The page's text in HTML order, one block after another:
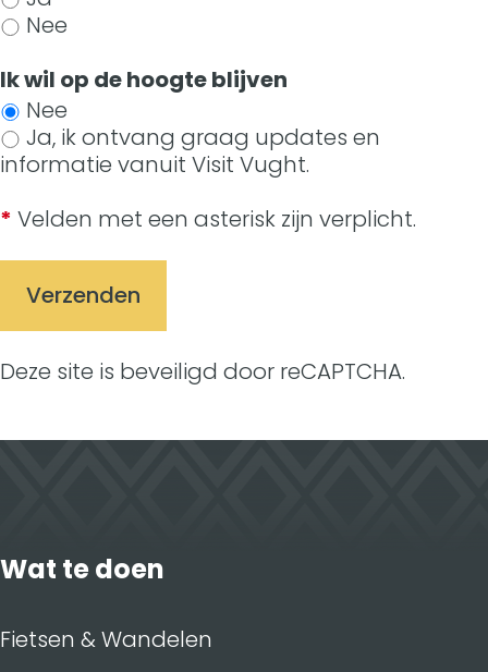
t
l
c
h
Nee
Ik wil op de hoogte blijven
Nee
Ja, ik ontvang graag updates en
informatie vanuit Visit Vught.
* Velden met een asterisk zijn verplicht.
Verzenden
Deze site is beveiligd door reCAPTCHA.
Wat te doen
Fietsen & Wandelen